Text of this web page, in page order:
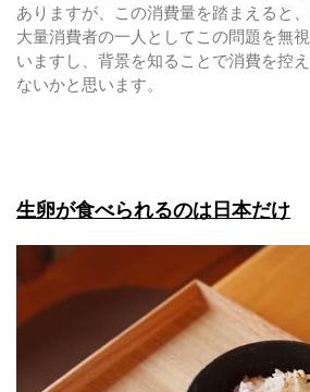
ありますが、この消費量を踏まえると
大量消費者の一人としてこの問題を無
いますし、背景を知ることで消費を控
ないかと思います。
生卵が食べられるのは日本だけ